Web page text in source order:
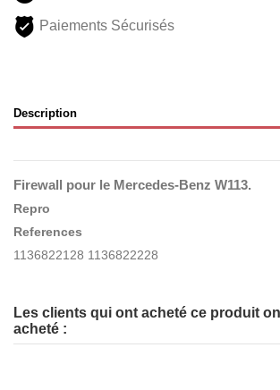
Paiements Sécurisés
Description
Firewall pour le Mercedes-Benz W113.
Repro
References
1136822128 1136822228
Les clients qui ont acheté ce produit
acheté :